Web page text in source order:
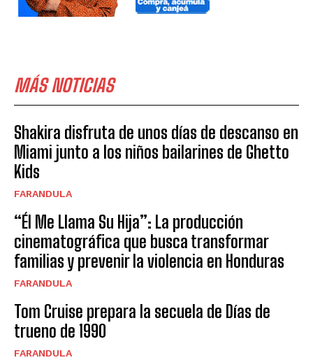
MÁS NOTICIAS
Shakira disfruta de unos días de descanso en
Miami junto a los niños bailarines de Ghetto
Kids
FARANDULA
“Él Me Llama Su Hija”: La producción
cinematográfica que busca transformar
familias y prevenir la violencia en Honduras
FARANDULA
Tom Cruise prepara la secuela de Días de
trueno de 1990
FARANDULA